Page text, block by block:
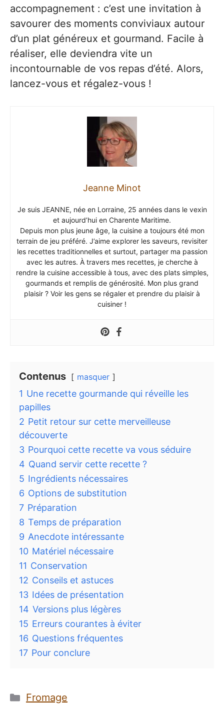
accompagnement : c’est une invitation à
savourer des moments conviviaux autour
d’un plat généreux et gourmand. Facile à
réaliser, elle deviendra vite un
incontournable de vos repas d’été. Alors,
lancez-vous et régalez-vous !
Jeanne Minot
Je suis JEANNE, née en Lorraine, 25 années dans le vexin
et aujourd’hui en Charente Maritime.
Depuis mon plus jeune âge, la cuisine a toujours été mon
terrain de jeu préféré. J’aime explorer les saveurs, revisiter
les recettes traditionnelles et surtout, partager ma passion
avec les autres. À travers mes recettes, je cherche à
rendre la cuisine accessible à tous, avec des plats simples,
gourmands et remplis de générosité. Mon plus grand
plaisir ? Voir les gens se régaler et prendre du plaisir à
cuisiner !
Contenus masquer
1 Une recette gourmande qui réveille les
papilles
2 Petit retour sur cette merveilleuse
découverte
3 Pourquoi cette recette va vous séduire
4 Quand servir cette recette ?
5 Ingrédients nécessaires
6 Options de substitution
7 Préparation
8 Temps de préparation
9 Anecdote intéressante
10 Matériel nécessaire
11 Conservation
12 Conseils et astuces
13 Idées de présentation
14 Versions plus légères
15 Erreurs courantes à éviter
16 Questions fréquentes
17 Pour conclure
Catégories
Fromage